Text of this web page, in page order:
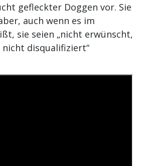
gefleckter Doggen vor. Sie
auch wenn es im
sie seien „nicht erwünscht,
disqualifiziert“